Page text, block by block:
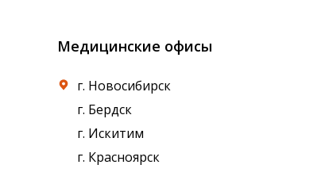
Медицинские офисы
г. Новосибирск
г. Бердск
г. Искитим
г. Красноярск